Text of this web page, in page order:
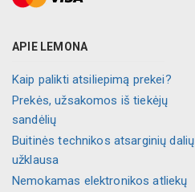
APIE LEMONA
Kaip palikti atsiliepimą prekei?
Prekės, užsakomos iš tiekėjų
sandėlių
Buitinės technikos atsarginių dalių
užklausa
Nemokamas elektronikos atliekų